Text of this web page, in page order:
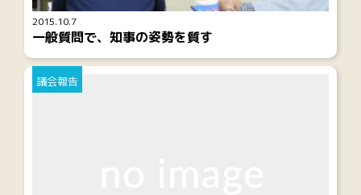
2015.10.7
一般質問で、知事の姿勢を質す
議会報告